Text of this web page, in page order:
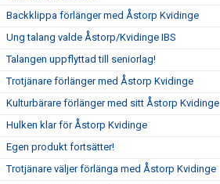
Backklippa förlänger med Åstorp Kvidinge
Ung talang valde Åstorp/Kvidinge IBS
Talangen uppflyttad till seniorlag!
Trotjänare förlänger med Åstorp Kvidinge
Kulturbärare förlänger med sitt Åstorp Kvidinge
Hulken klar för Åstorp Kvidinge
Egen produkt fortsätter!
Trotjänare väljer förlänga med Åstorp Kvidinge